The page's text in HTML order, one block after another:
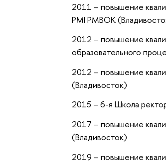
2011 – повышение
PMI PMBOK
2012 – повышение
образовательного
2012 – повышение
(Владивосток)
2015 – 6-я Школа
2017 – повышение
(Владивосток)
2019 – повышение